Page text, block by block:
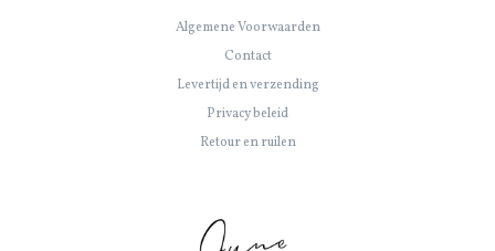
Algemene Voorwaarden
Contact
Levertijd en verzending
Privacy beleid
Retour en ruilen